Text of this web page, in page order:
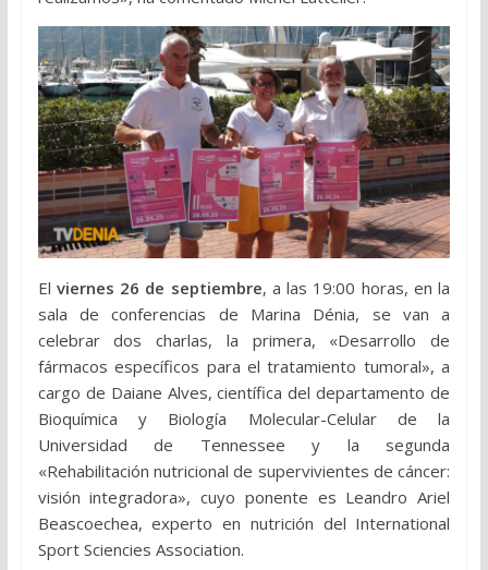
El viernes 26 de septiembre, a las 19:00 horas, en la
sala de conferencias de Marina Dénia, se van a
celebrar dos charlas, la primera, «Desarrollo de
fármacos específicos para el tratamiento tumoral», a
cargo de Daiane Alves, científica del departamento de
Bioquímica y Biología Molecular-Celular de la
Universidad de Tennessee y la segunda
«Rehabilitación nutricional de supervivientes de cáncer:
visión integradora», cuyo ponente es Leandro Ariel
Beascoechea, experto en nutrición del International
Sport Sciencies Association.